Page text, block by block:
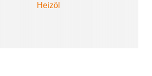
Heizöl